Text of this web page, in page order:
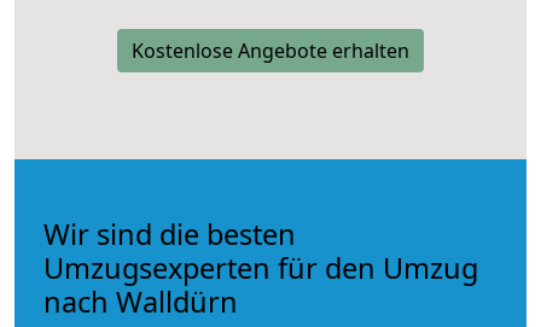
Kostenlose Angebote erhalten
Wir sind die besten
Umzugsexperten für den Umzug
nach Walldürn